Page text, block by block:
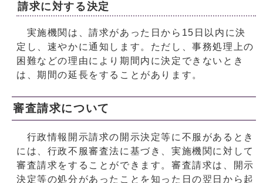
請求に対する決定
実施機関は、請求があった日から15日以内に決
定し、速やかに通知します。ただし、事務処理上の
困難などの理由により期間内に決定できないとき
は、期間の延長をすることがあります。
審査請求について
行政情報開示請求の開示決定等に不服があるとき
には、行政不服審査法に基づき、実施機関に対して
審査請求をすることができます。審査請求は、開示
決定等の処分があったことを知った日の翌日から起